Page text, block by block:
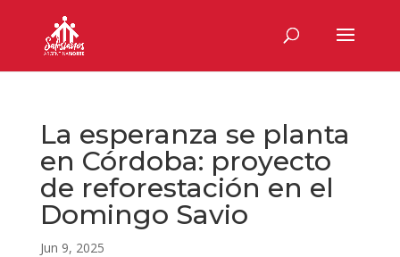
La esperanza se planta
en Córdoba: proyecto
de reforestación en el
Domingo Savio
Jun 9, 2025